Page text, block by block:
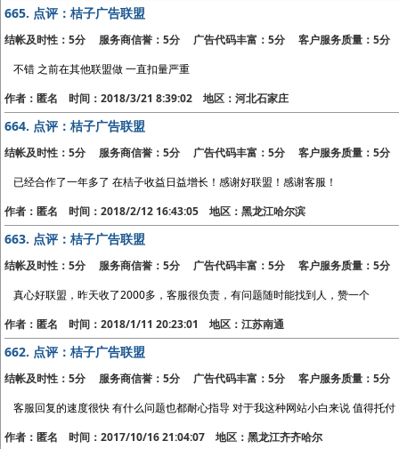
665. 点评：桔子广告联盟
结帐及时性：5分 服务商信誉：5分 广告代码丰富：5分 客户服务质量：5分
不错 之前在其他联盟做 一直扣量严重
作者：匿名 时间：2018/3/21 8:39:02 地区：河北石家庄
664. 点评：桔子广告联盟
结帐及时性：5分 服务商信誉：5分 广告代码丰富：5分 客户服务质量：5分
已经合作了一年多了 在桔子收益日益增长！感谢好联盟！感谢客服！
作者：匿名 时间：2018/2/12 16:43:05 地区：黑龙江哈尔滨
663. 点评：桔子广告联盟
结帐及时性：5分 服务商信誉：5分 广告代码丰富：5分 客户服务质量：5分
真心好联盟，昨天收了2000多，客服很负责，有问题随时能找到人，赞一个
作者：匿名 时间：2018/1/11 20:23:01 地区：江苏南通
662. 点评：桔子广告联盟
结帐及时性：5分 服务商信誉：5分 广告代码丰富：5分 客户服务质量：5分
客服回复的速度很快 有什么问题也都耐心指导 对于我这种网站小白来说 值得托付
作者：匿名 时间：2017/10/16 21:04:07 地区：黑龙江齐齐哈尔